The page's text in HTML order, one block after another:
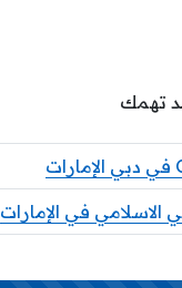
تهمك
في الإمارات